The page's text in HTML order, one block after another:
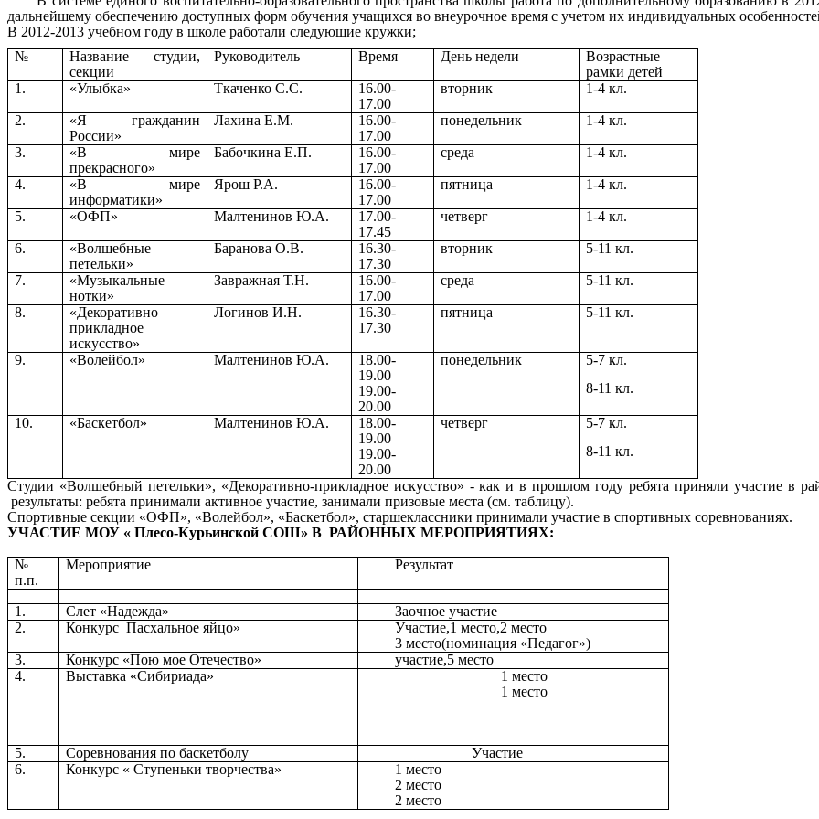
дальнейшему обеспечению доступных форм обучения учащихся во внеурочное время с учетом их индивидуальных
В 2012-2013 учебном году в школе работали следующие кружки;
№
Название студии,
секции
Руководитель Время День недели
Возрастные
рамки детей
1.
«Улыбка» Ткаченко С.С.
16.00-
17.00
вторник 1-4 кл.
2.
«Я гражданин
России»
Лахина Е.М.
16.00-
17.00
понедельник 1-4 кл.
3.
«В мире
прекрасного»
Бабочкина Е.П.
16.00-
17.00
среда 1-4 кл.
4.
«В мире
информатики»
Ярош Р.А.
16.00-
17.00
пятница 1-4 кл.
5. «ОФП» Малтенинов Ю.А.
17.00-
17.45
четверг 1-4 кл.
6.
«Волшебные
петельки»
Баранова О.В.
16.30-
17.30
вторник 5-11 кл.
7.
«Музыкальные
нотки»
Завражная Т.Н.
16.00-
17.00
среда 5-11 кл.
8.
«Декоративно
прикладное
искусство»
Логинов И.Н.
16.30-
17.30
пятница 5-11 кл.
9. «Волейбол» Малтенинов Ю.А.
18.00-
19.00
19.00-
20.00
понедельник
5-7 кл.
8-11 кл.
10. «Баскетбол» Малтенинов Ю.А.
18.00-
19.00
19.00-
20.00
четверг
5-7 кл.
8-11 кл.
Студии «Волшебный петельки», «Декоративно-прикладное искусство» - как и в прошлом году ребята приняли участие в
результаты: ребята принимали активное участие, занимали призовые места (см. таблицу).
Спортивные секции «ОФП», «Волейбол», «Баскетбол», старшеклассники принимали участие в спортивных соревнованиях.
УЧАСТИЕ МОУ « Плесо-Курьинской СОШ» В РАЙОННЫХ МЕРОПРИЯТИЯХ:
№
п.п.
Мероприятие Результат
1. Слет «Надежда»
Заочное участие
2.
Конкурс Пасхальное яйцо»
Участие,1 место,2 место
3 место(номинация «Педагог»)
3.
Конкурс «Пою мое Отечество»
участие,5 место
4.
Выставка «Сибириада»
1 место
1 место
5. Соревнования по баскетболу
Участие
6.
Конкурс « Ступеньки творчества»
1 место
2 место
2 место